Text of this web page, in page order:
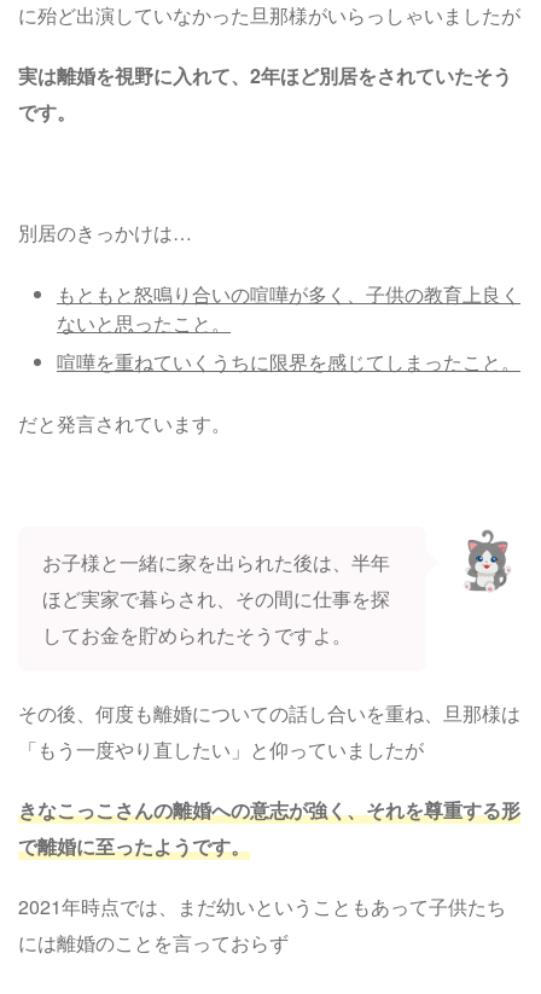
に殆ど出演していなかった旦那様がいらっしゃいましたが
実は離婚を視野に入れて、2年ほど別居をされていたそう
です。
別居のきっかけは…
もともと怒鳴り合いの喧嘩が多く、子供の教育上良く
ないと思ったこと。
喧嘩を重ねていくうちに限界を感じてしまったこと。
だと発言されています。
お子様と一緒に家を出られた後は、半年
ほど実家で暮らされ、その間に仕事を探
してお金を貯められたそうですよ。
その後、何度も離婚についての話し合いを重ね、旦那様は
「もう一度やり直したい」と仰っていましたが
きなこっこさんの離婚への意志が強く、それを尊重する形
で離婚に至ったようです。
2021年時点では、まだ幼いということもあって子供たち
には離婚のことを言っておらず